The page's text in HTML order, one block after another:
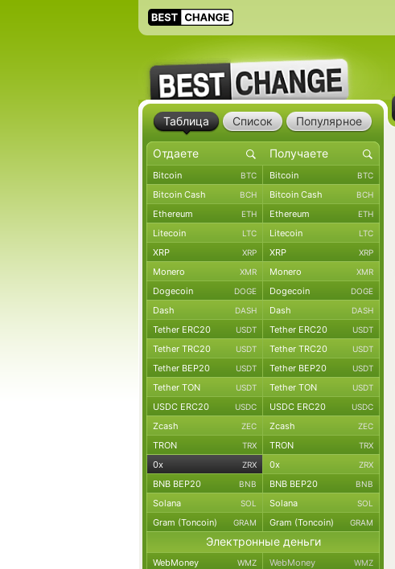
Таблица Список Популярное
Bitcoin BTC Bitcoin BTC
Bitcoin Cash BCH Bitcoin Cash BCH
Ethereum ETH Ethereum ETH
Litecoin LTC Litecoin LTC
XRP XRP XRP XRP
Monero XMR Monero XMR
Dogecoin DOGE Dogecoin DOGE
Dash DASH Dash DASH
Tether ERC20 USDT Tether ERC20 USDT
Tether TRC20 USDT Tether TRC20 USDT
Tether BEP20 USDT Tether BEP20 USDT
Tether TON USDT Tether TON USDT
USDC ERC20 USDC USDC ERC20 USDC
Zcash ZEC Zcash ZEC
TRON TRX TRON TRX
0x ZRX 0x ZRX
BNB BEP20 BNB BNB BEP20 BNB
Solana SOL Solana SOL
Gram (Toncoin) GRAM Gram (Toncoin) GRAM
Электронные деньги
WebMoney WMZ WebMoney WMZ